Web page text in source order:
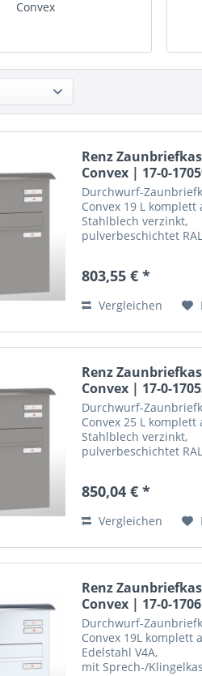
Convex
Renz
Convex | 17-0-
Durchwurf-
Convex 19 L komplett
Stahlblech verzinkt,
pulverbeschichtet
jedoch ohne
803,55 € *
Vergleichen
Renz
Convex | 17-0-
Durchwurf-
Convex 25 L komplett
Stahlblech verzinkt,
pulverbeschichtet
jedoch ohne
850,04 € *
Vergleichen
Renz
Convex | 17-0-
Durchwurf-
Convex 19L komplett
Edelstahl V4A,
mit Sprech-/